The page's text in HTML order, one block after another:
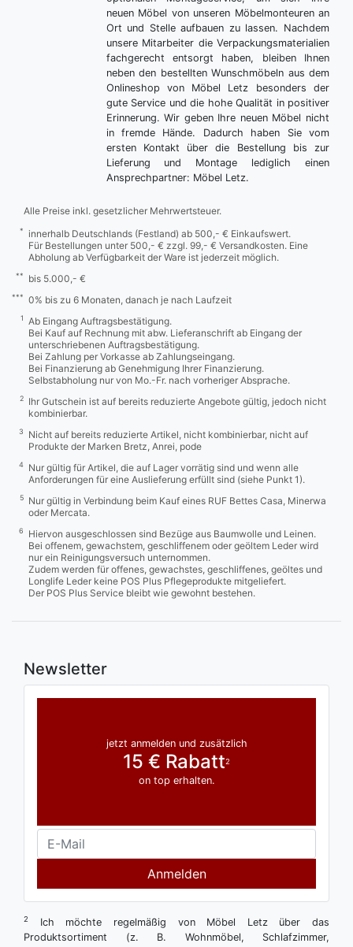
neuen Möbel von unseren Möbelmonteuren an
Ort und Stelle aufbauen zu lassen. Nachdem
unsere Mitarbeiter die Verpackungsmaterialien
fachgerecht entsorgt haben, bleiben Ihnen
neben den bestellten Wunschmöbeln aus dem
Onlineshop von Möbel Letz besonders der
gute Service und die hohe Qualität in positiver
Erinnerung. Wir geben Ihre neuen Möbel nicht
in fremde Hände. Dadurch haben Sie vom
ersten Kontakt über die Bestellung bis zur
Lieferung und Montage lediglich einen
Ansprechpartner: Möbel Letz.
Alle Preise inkl. gesetzlicher Mehrwertsteuer.
*
innerhalb Deutschlands (Festland) ab 500,- € Einkaufswert.
Für Bestellungen unter 500,- € zzgl. 99,- € Versandkosten. Eine
Abholung ab Verfügbarkeit der Ware ist jederzeit möglich.
** bis 5.000,- €
*** 0% bis zu 6 Monaten, danach je nach Laufzeit
1
Ab Eingang Auftragsbestätigung.
Bei Kauf auf Rechnung mit abw. Lieferanschrift ab Eingang der
unterschriebenen Auftragsbestätigung.
Bei Zahlung per Vorkasse ab Zahlungseingang.
Bei Finanzierung ab Genehmigung Ihrer Finanzierung.
Selbstabholung nur von Mo.-Fr. nach vorheriger Absprache.
2
Ihr Gutschein ist auf bereits reduzierte Angebote gültig, jedoch nicht
kombinierbar.
3
Nicht auf bereits reduzierte Artikel, nicht kombinierbar, nicht auf
Produkte der Marken Bretz, Anrei, pode
4
Nur gültig für Artikel, die auf Lager vorrätig sind und wenn alle
Anforderungen für eine Auslieferung erfüllt sind (siehe Punkt 1).
5
Nur gültig in Verbindung beim Kauf eines RUF Bettes Casa, Minerwa
oder Mercata.
6
Hiervon ausgeschlossen sind Bezüge aus Baumwolle und Leinen.
Bei offenem, gewachstem, geschliffenem oder geöltem Leder wird
nur ein Reinigungsversuch unternommen.
Zudem werden für offenes, gewachstes, geschliffenes, geöltes und
Longlife Leder keine POS Plus Pflegeprodukte mitgeliefert.
Der POS Plus Service bleibt wie gewohnt bestehen.
Newsletter
jetzt anmelden und zusätzlich
15 € Rabatt2
on top erhalten.
Anmelden
2
Ich möchte regelmäßig von Möbel Letz über das
Produktsortiment (z. B. Wohnmöbel, Schlafzimmer,